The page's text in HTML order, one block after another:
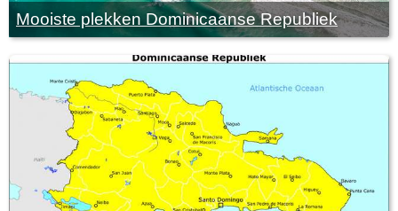
Mooiste plekken Dominicaanse Republiek